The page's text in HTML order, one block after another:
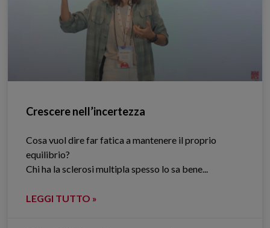
Crescere nell’incertezza
Cosa vuol dire far fatica a mantenere il proprio
equilibrio?
Chi ha la sclerosi multipla spesso lo sa bene.​..
LEGGI TUTTO »